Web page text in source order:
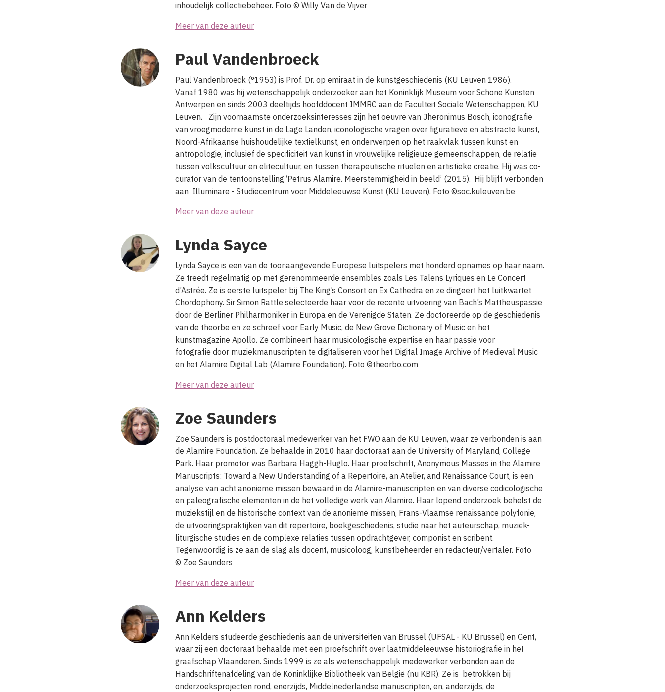
inhoudelijk collectiebeheer. Foto © Willy Van de Vijver
Meer van deze auteur
Paul Vandenbroeck
Paul Vandenbroeck (°1953) is Prof. Dr. op emiraat in de kunstgeschiedenis (KU Leuven 1986).
Vanaf 1980 was hij wetenschappelijk onderzoeker aan het Koninklijk Museum voor Schone Kunsten
Antwerpen en sinds 2003 deeltijds hoofddocent IMMRC aan de Faculteit Sociale Wetenschappen, KU
Leuven. Zijn voornaamste onderzoeksinteresses zijn het oeuvre van Jheronimus Bosch, iconografie
van vroegmoderne kunst in de Lage Landen, iconologische vragen over figuratieve en abstracte kunst,
Noord-Afrikaanse huishoudelijke textielkunst, en onderwerpen op het raakvlak tussen kunst en
antropologie, inclusief de specificiteit van kunst in vrouwelijke religieuze gemeenschappen, de relatie
tussen volkscultuur en elitecultuur, en tussen therapeutische rituelen en artistieke creatie. Hij was co-
curator van de tentoonstelling ‘Petrus Alamire. Meerstemmigheid in beeld’ (2015). Hij blijft verbonden
aan Illuminare - Studiecentrum voor Middeleeuwse Kunst (KU Leuven). Foto ©soc.kuleuven.be
Meer van deze auteur
Lynda Sayce
Lynda Sayce is een van de toonaangevende Europese luitspelers met honderd opnames op haar naam.
Ze treedt regelmatig op met gerenommeerde ensembles zoals Les Talens Lyriques en Le Concert
d’Astrée. Ze is eerste luitspeler bij The King’s Consort en Ex Cathedra en ze dirigeert het luitkwartet
Chordophony. Sir Simon Rattle selecteerde haar voor de recente uitvoering van Bach’s Mattheuspassie
door de Berliner Philharmoniker in Europa en de Verenigde Staten. Ze doctoreerde op de geschiedenis
van de theorbe en ze schreef voor Early Music, de New Grove Dictionary of Music en het
kunstmagazine Apollo. Ze combineert haar musicologische expertise en haar passie voor
fotografie door muziekmanuscripten te digitaliseren voor het Digital Image Archive of Medieval Music
en het Alamire Digital Lab (Alamire Foundation). Foto ©theorbo.com
Meer van deze auteur
Zoe Saunders
Zoe Saunders is postdoctoraal medewerker van het FWO aan de KU Leuven, waar ze verbonden is aan
de Alamire Foundation. Ze behaalde in 2010 haar doctoraat aan de University of Maryland, College
Park. Haar promotor was Barbara Haggh-Huglo. Haar proefschrift, Anonymous Masses in the Alamire
Manuscripts: Toward a New Understanding of a Repertoire, an Atelier, and Renaissance Court, is een
analyse van acht anonieme missen bewaard in de Alamire-manuscripten en van diverse codicologische
en paleografische elementen in de het volledige werk van Alamire. Haar lopend onderzoek behelst de
muziekstijl en de historische context van de anonieme missen, Frans-Vlaamse renaissance polyfonie,
de uitvoeringspraktijken van dit repertoire, boekgeschiedenis, studie naar het auteurschap, muziek-
liturgische studies en de complexe relaties tussen opdrachtgever, componist en scribent.
Tegenwoordig is ze aan de slag als docent, musicoloog, kunstbeheerder en redacteur/vertaler. Foto
© Zoe Saunders
Meer van deze auteur
Ann Kelders
Ann Kelders studeerde geschiedenis aan de universiteiten van Brussel (UFSAL - KU Brussel) en Gent,
waar zij een doctoraat behaalde met een proefschrift over laatmiddeleeuwse historiografie in het
graafschap Vlaanderen. Sinds 1999 is ze als wetenschappelijk medewerker verbonden aan de
Handschriftenafdeling van de Koninklijke Bibliotheek van België (nu KBR). Ze is betrokken bij
onderzoeksprojecten rond, enerzijds, Middelnederlandse manuscripten, en, anderzijds, de